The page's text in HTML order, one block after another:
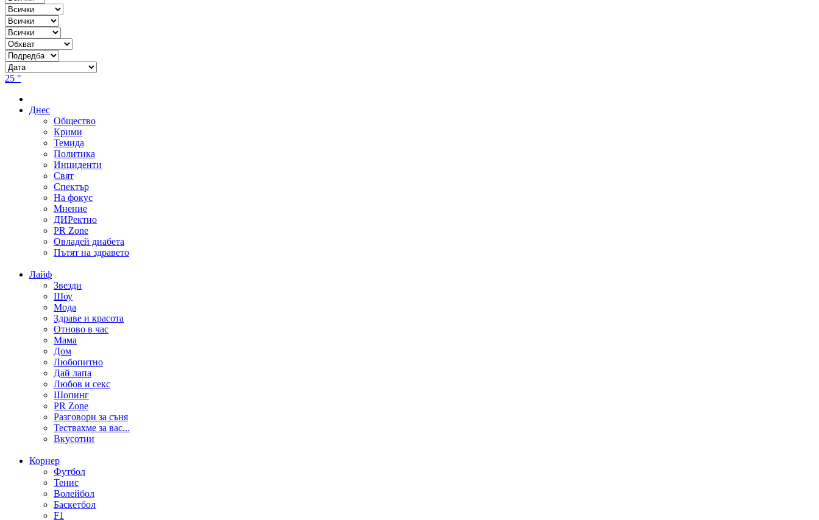
25 °
Днес
Общество
Крими
Темида
Политика
Инциденти
Свят
Спектър
На фокус
Мнение
ДИРектно
PR Zone
Овладей диабета
Пътят на здравето
Лайф
Звезди
Шоу
Мода
Здраве и красота
Отново в час
Мама
Дом
Любопитно
Дай лапа
Любов и секс
Шопинг
PR Zone
Разговори за съня
Тествахме за вас...
Вкусотии
Корнер
Футбол
Тенис
Волейбол
Баскетбол
F1